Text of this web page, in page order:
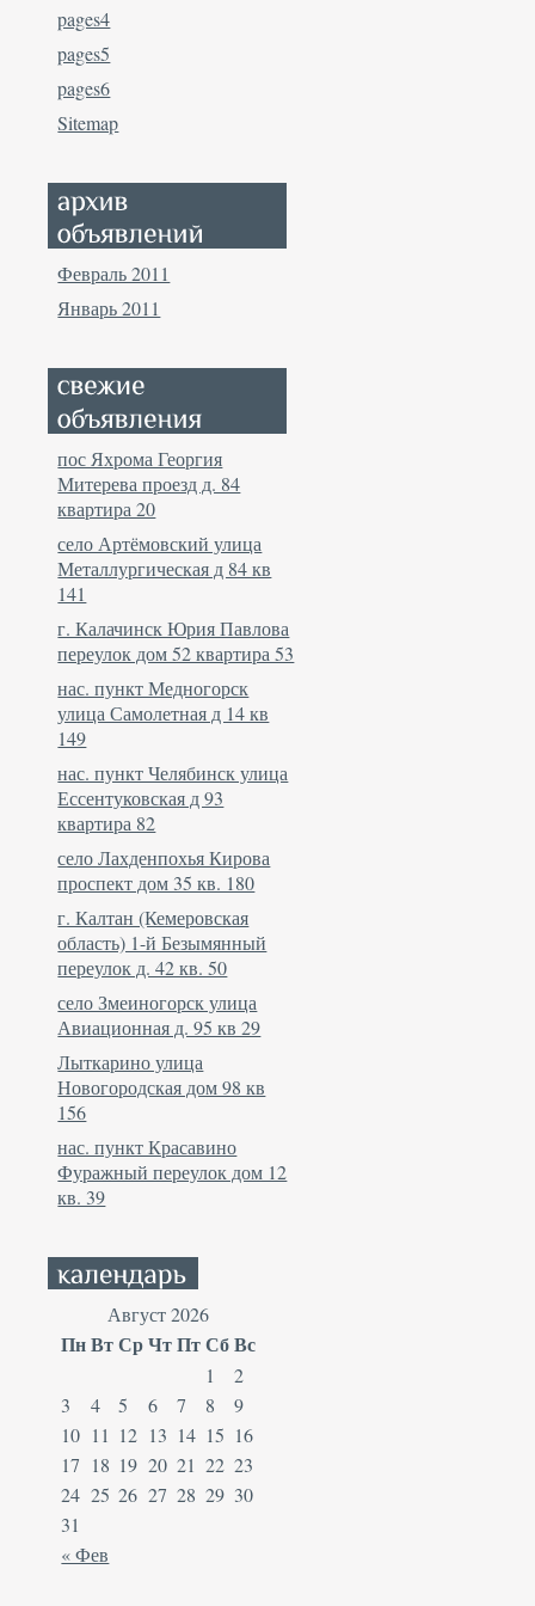
pages4
pages5
pages6
Sitemap
Февраль 2011
Январь 2011
пос Яхрома Георгия
Митерева проезд д. 84
квартира 20
село Артёмовский улица
Металлургическая д 84 кв
141
г. Калачинск Юрия Павлова
переулок дом 52 квартира 53
нас. пункт Медногорск
улица Самолетная д 14 кв
149
нас. пункт Челябинск улица
Ессентуковская д 93
квартира 82
село Лахденпохья Кирова
проспект дом 35 кв. 180
г. Калтан (Кемеровская
область) 1-й Безымянный
переулок д. 42 кв. 50
село Змеиногорск улица
Авиационная д. 95 кв 29
Лыткарино улица
Новогородская дом 98 кв
156
нас. пункт Красавино
Фуражный переулок дом 12
кв. 39
Август 2026
ПнВтСрЧтПтСбВс
« Фев
1
2
3
4 5 6 7 8
9
10 11 12 13 14 15 16
17 18 19 20 21 22 23
24 25 26 27 28 29 30
31